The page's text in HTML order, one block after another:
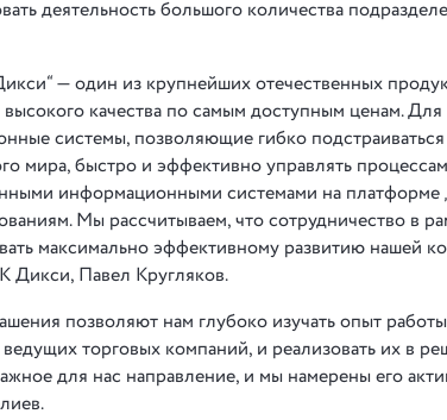
деятельность большого количества
— один из крупнейших отечественных
качества по самым доступным ценам.
системы, позволяющие гибко
мира, быстро и эффективно управлять
информационными системами на платформе
Мы рассчитываем, что сотрудничество в
максимально эффективному развитию нашей
Дикси, Павел Кругляков.
позволяют нам глубоко изучать опыт
торговых компаний, и реализовать их в
для нас направление, и мы намерены его